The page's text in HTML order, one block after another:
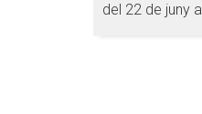
del 22 de juny